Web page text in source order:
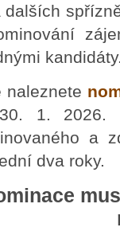
dalších
naleznete
1. 2026.
a
dva roky.